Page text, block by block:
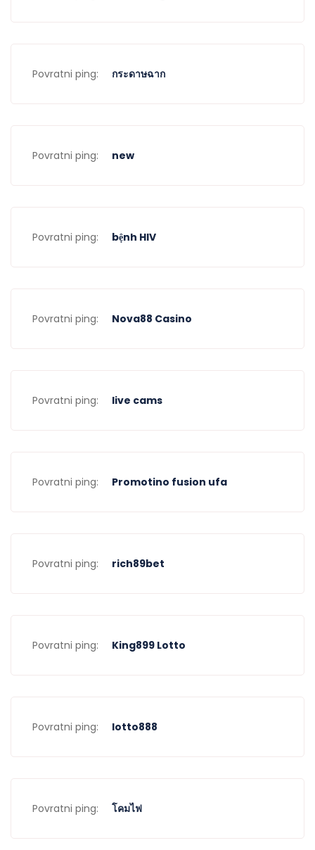
Povratni ping: กระดาษฉาก
Povratni ping: new
Povratni ping: bệnh HIV
Povratni ping: Nova88 Casino
Povratni ping: live cams
Povratni ping: Promotino fusion ufa
Povratni ping: rich89bet
Povratni ping: King899 Lotto
Povratni ping: lotto888
Povratni ping: โคมไฟ